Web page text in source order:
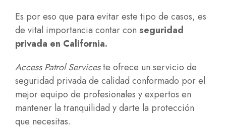
Es por eso que para evitar este tipo de casos, es
de vital importancia contar con seguridad
privada en California.
Access Patrol Serviceste ofrece un servicio de
seguridad privada de calidad conformado por el
mejor equipo de profesionales y expertos en
mantener la tranquilidad y darte la protección
que necesitas.